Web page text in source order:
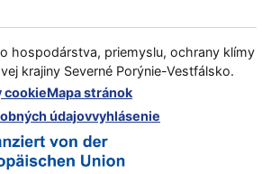
hospodárstva, priemyslu, ochrany klímy
krajiny Severné Porýnie-Vestfálsko.
cookieMapa stránok
údajovvyhlásenie